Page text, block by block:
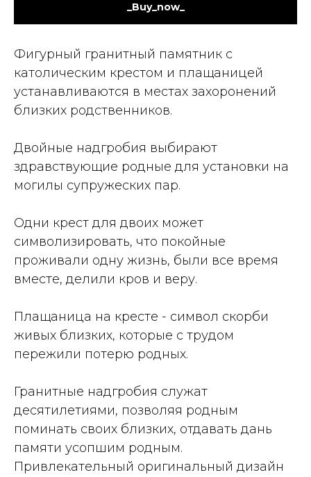
_Buy_now_
Фигурный гранитный памятник с
католическим крестом и плащаницей
устанавливаются в местах захоронений
близких родственников.
Двойные надгробия выбирают
здравствующие родные для установки на
могилы супружеских пар.
Одни крест для двоих может
символизировать, что покойные
проживали одну жизнь, были все время
вместе, делили кров и веру.
Плащаница на кресте - символ скорби
живых близких, которые с трудом
пережили потерю родных.
Гранитные надгробия служат
десятилетиями, позволяя родным
поминать своих близких, отдавать дань
памяти усопшим родным.
Привлекательный оригинальный дизайн